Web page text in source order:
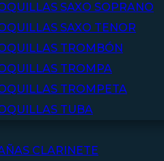
SAXO SOPRANO
SAXO TENOR
TROMBÓN
TROMPA
TROMPETA
TUBA
CLARINETE